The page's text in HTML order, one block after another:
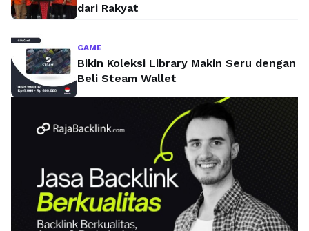
dari Rakyat
GAME
Bikin Koleksi Library Makin Seru dengan
Beli Steam Wallet